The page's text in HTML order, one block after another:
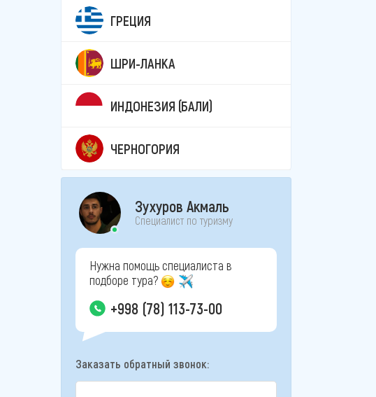
ГРЕЦИЯ
ШРИ-ЛАНКА
ИНДОНЕЗИЯ (БАЛИ)
ЧЕРНОГОРИЯ
Зухуров Акмаль
Специалист по туризму
Нужна помощь специалиста в
подборе тура?
+998 (78) 113-73-00
Заказать обратный звонок: